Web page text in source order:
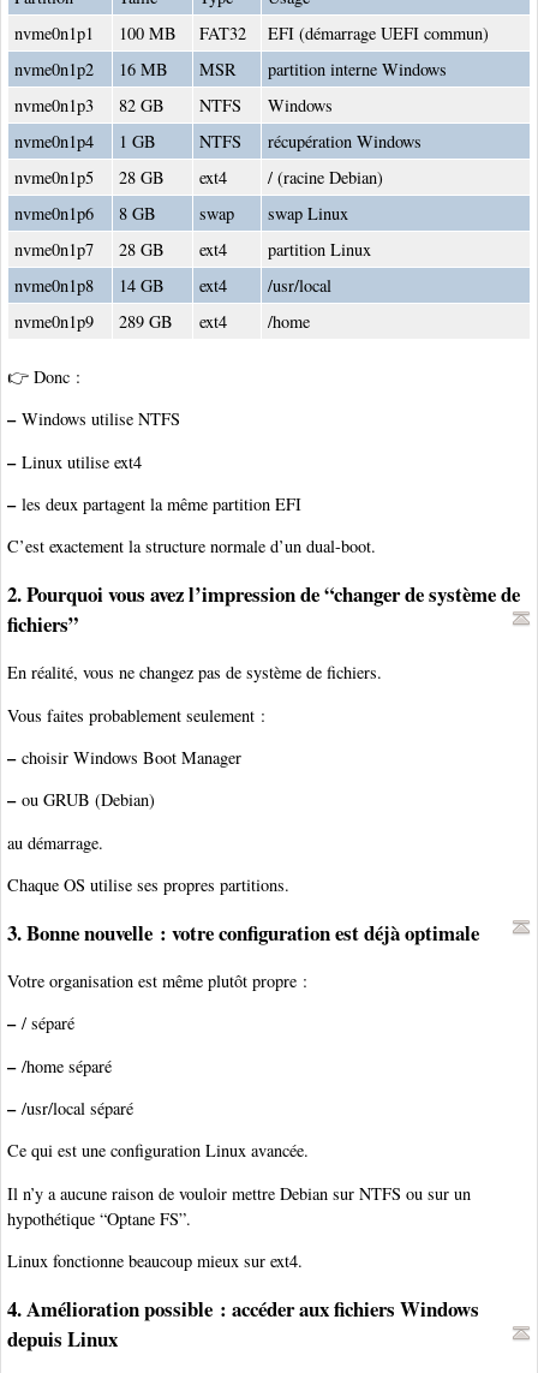
nvme0n1p1
100 MB FAT32
EFI (démarrage UEFI commun)
nvme0n1p2
16 MB MSR
partition interne Windows
nvme0n1p3
82 GB NTFS
Windows
nvme0n1p4
1 GB NTFS
récupération Windows
nvme0n1p5
28 GB ext4
/ (racine Debian)
nvme0n1p6
8 GB swap
swap Linux
nvme0n1p7
28 GB ext4
partition Linux
nvme0n1p8
14 GB ext4
/usr/local
nvme0n1p9
289 GB ext4 /home
👉 Donc :
–Windows utilise NTFS
–Linux utilise ext4
–les deux partagent la même partition EFI
C’est exactement la structure normale d’un dual-boot.
2. Pourquoi vous avez l’impression de “changer de système de
fichiers”
En réalité, vous ne changez pas de système de fichiers.
Vous faites probablement seulement :
–choisir Windows Boot Manager
–ou GRUB (Debian)
au démarrage.
Chaque OS utilise ses propres partitions.
3. Bonne nouvelle : votre configuration est déjà optimale
Votre organisation est même plutôt propre :
–/ séparé
–/home séparé
–/usr/local séparé
Ce qui est une configuration Linux avancée.
Il n’y a aucune raison de vouloir mettre Debian sur NTFS ou sur un
hypothétique “Optane FS”.
Linux fonctionne beaucoup mieux sur ext4.
4. Amélioration possible : accéder aux fichiers Windows
depuis Linux